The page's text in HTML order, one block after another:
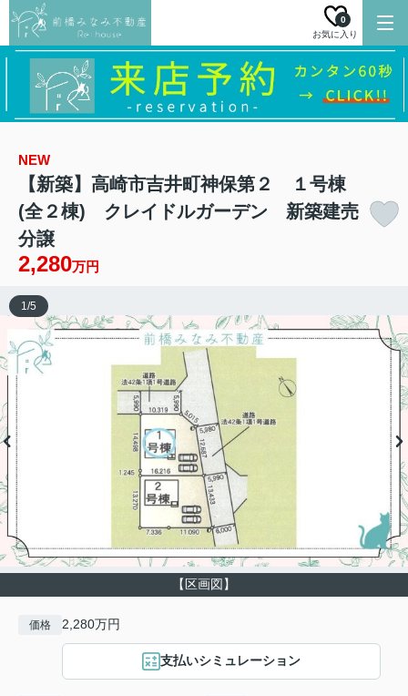
お気に入り
0
NEW
【新築】高崎市吉井町神保第２ １号棟
(全２棟) クレイドルガーデン 新築建売
分譲
2,280万円
【区画図】
1/5
価格 2,280万円
支払いシミュレーション